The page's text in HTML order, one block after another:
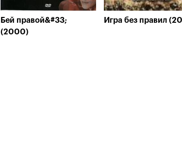
Бей правой&#33;
(2000)
Игра без правил